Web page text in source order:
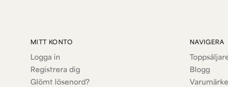
MITT KONTO
Logga in
Registrera dig
Glömt lösenord?
NAVIGERA
Blogg